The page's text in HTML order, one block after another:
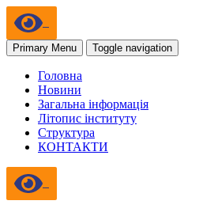
Primary Menu Toggle navigation
Головна
Новини
Загальна інформація
Літопис інституту
Структура
КОНТАКТИ